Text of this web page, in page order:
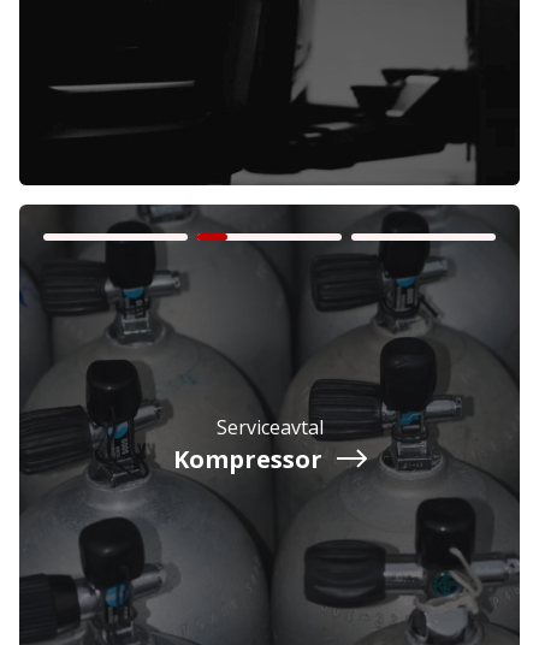
Företag Exkl. moms
Privatperson Inkl. moms
Serviceavtal
Kompressor